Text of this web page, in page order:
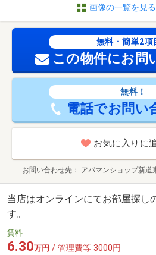
画像の一覧を見る
無料・簡単2項
この物件にお問
無料！
電話でお問い
お気に入りに
お問い合わせ先 アパマンショップ新
当店はオンラインにてお部屋探し
す。
賃料
6.30万円 / 管理費等 3000円